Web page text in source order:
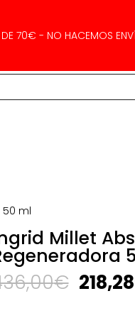
70€ - NO HACEMOS
ml
Millet
€ El
precio
218,28